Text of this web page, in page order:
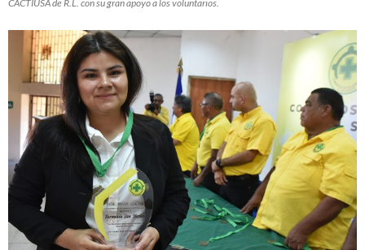
CACTIUSA de R.L. con su gran apoyo a los voluntarios.